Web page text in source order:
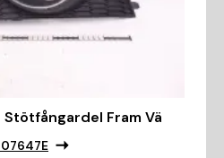
Stötfångardel Fram Vä